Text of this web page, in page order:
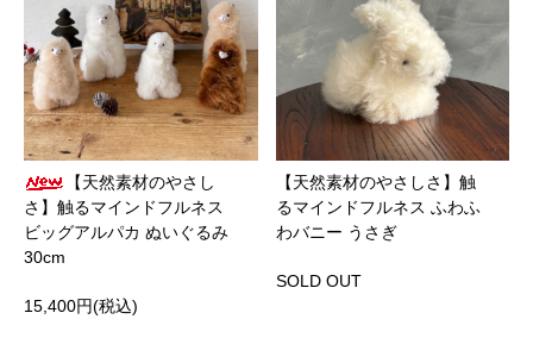
【天然素材のやさし
さ】触るマインドフルネス
ビッグアルパカ ぬいぐるみ
30cm
15,400円(税込)
【天然素材のやさしさ】触
るマインドフルネス ふわふ
わバニー うさぎ
SOLD OUT